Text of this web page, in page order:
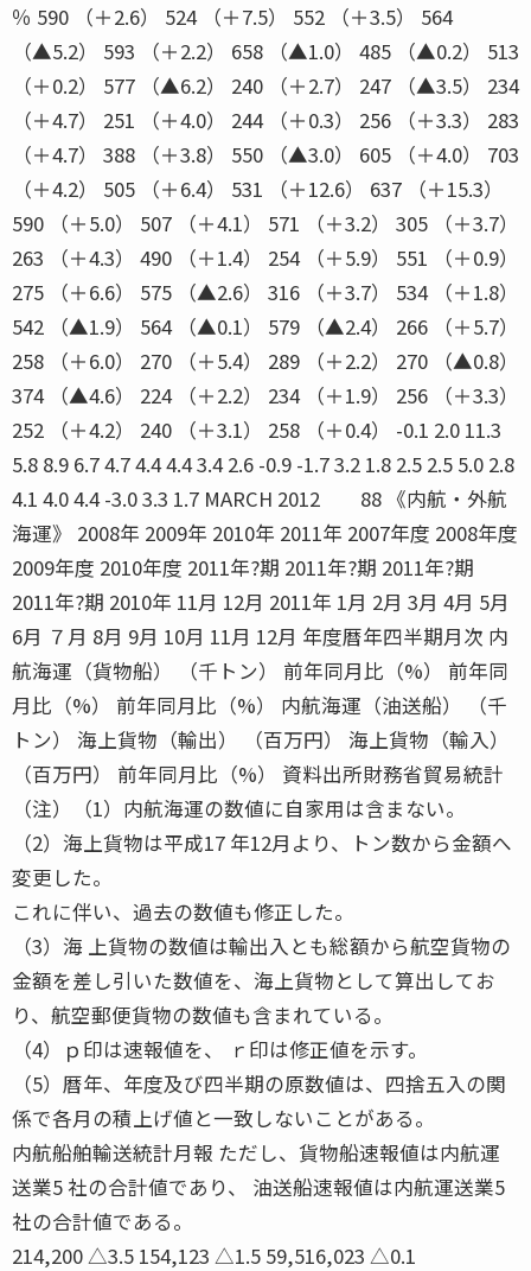
％ 590 （＋2.6） 524 （＋7.5） 552 （＋3.5） 564
（▲5.2） 593 （＋2.2） 658 （▲1.0） 485 （▲0.2） 513
（＋0.2） 577 （▲6.2） 240 （＋2.7） 247 （▲3.5） 234
（＋4.7） 251 （＋4.0） 244 （＋0.3） 256 （＋3.3） 283
（＋4.7） 388 （＋3.8） 550 （▲3.0） 605 （＋4.0） 703
（＋4.2） 505 （＋6.4） 531 （＋12.6） 637 （＋15.3）
590 （＋5.0） 507 （＋4.1） 571 （＋3.2） 305 （＋3.7）
263 （＋4.3） 490 （＋1.4） 254 （＋5.9） 551 （＋0.9）
275 （＋6.6） 575 （▲2.6） 316 （＋3.7） 534 （＋1.8）
542 （▲1.9） 564 （▲0.1） 579 （▲2.4） 266 （＋5.7）
258 （＋6.0） 270 （＋5.4） 289 （＋2.2） 270 （▲0.8）
374 （▲4.6） 224 （＋2.2） 234 （＋1.9） 256 （＋3.3）
252 （＋4.2） 240 （＋3.1） 258 （＋0.4） -0.1 2.0 11.3
5.8 8.9 6.7 4.7 4.4 4.4 3.4 2.6 -0.9 -1.7 3.2 1.8 2.5 2.5 5.0 2.8
4.1 4.0 4.4 -3.0 3.3 1.7 MARCH 2012 88 《内航・外航
海運》 2008年 2009年 2010年 2011年 2007年度 2008年度
2009年度 2010年度 2011年?期 2011年?期 2011年?期
2011年?期 2010年 11月 12月 2011年 1月 2月 3月 4月 5月
6月 ７月 8月 9月 10月 11月 12月 年度暦年四半期月次 内
航海運（貨物船） （千トン） 前年同月比（%） 前年同
月比（%） 前年同月比（%） 内航海運（油送船） （千
トン） 海上貨物（輸出） （百万円） 海上貨物（輸入）
（百万円） 前年同月比（%） 資料出所財務省貿易統計
（注）（1）内航海運の数値に自家用は含まない。
（2）海上貨物は平成17 年12月より、トン数から金額へ
変更した。
これに伴い、過去の数値も修正した。
（3）海 上貨物の数値は輸出入とも総額から航空貨物の
金額を差し引いた数値を、海上貨物として算出してお
り、航空郵便貨物の数値も含まれている。
（4）ｐ印は速報値を、 ｒ印は修正値を示す。
（5）暦年、年度及び四半期の原数値は、四捨五入の関
係で各月の積上げ値と一致しないことがある。
内航船舶輸送統計月報 ただし、貨物船速報値は内航運
送業5 社の合計値であり、 油送船速報値は内航運送業5
社の合計値である。
214,200 △3.5 154,123 △1.5 59,516,023 △0.1